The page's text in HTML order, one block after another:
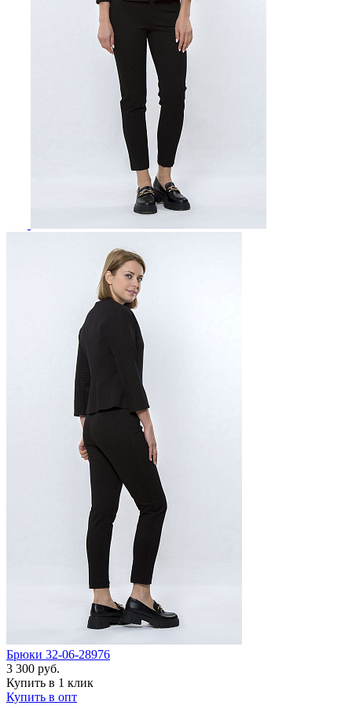
Брюки 32-06-28976
3 300 руб.
Купить в 1 клик
Купить в опт